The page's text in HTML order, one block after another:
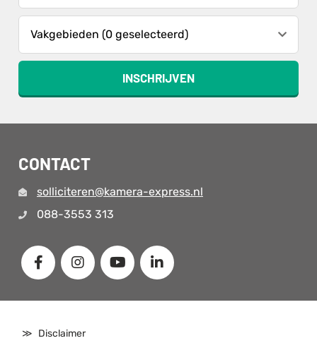
Vakgebieden (0 geselecteerd)
INSCHRIJVEN
CONTACT
solliciteren@kamera-express.nl
088-3553 313
Disclaimer